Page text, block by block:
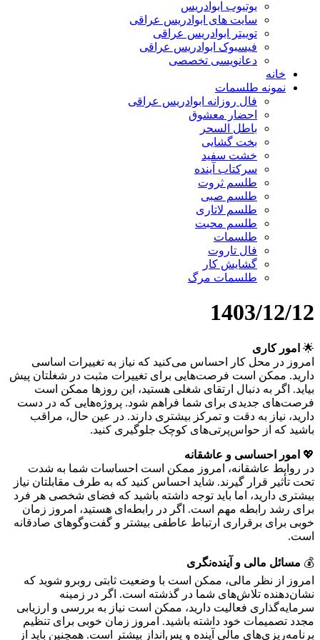
یوتیوب ابوادریس
سایت های ابوادریس عراقی
توییتر ابوادریس عراقی
فیسبوک ابوادریس عراقی
دعانویسی تخصصی
خانه
نمونه طلسمات
فال روزانه ابوادریس عراقی
احضار معشوق
باطل السحر
بخت گشایی
خشت سفید
سرکتاب آینده
طلسم ثروت
طلسم صبی
طلسم لاتاری
طلسم محبت
طلسمات
فال تاروت
گشایش کار
طلسمات مرگ
1403/12/12
🌟 امور کاری
امروز در محل کار احساس می‌کنید که نیاز به تغییرات اساسی
دارید. ممکن است فرصت‌هایی برای تغییرات مثبت در شغلتان پیش
بیاید. اگر به دنبال ارتقای شغلی هستید، این روزها ممکن است
فرصت‌های جدیدی برای شما فراهم شود. پروژه‌هایی که در دست
دارید، نیاز به دقت و تمرکز بیشتری دارند. در عین حال، مراقب
باشید که از حواس‌پرتی‌های کوچک جلوگیری کنید.
💖 امور احساسی و عاشقانه
در روابط عاشقانه، امروز ممکن است احساسات شما به شدت
تحت تأثیر قرار گیرند. شاید احساس کنید که به طرف مقابلتان نیاز
بیشتری دارید، اما باید توجه داشته باشید که فضای شخصی هر فرد
برای رشد رابطه مهم است. اگر در رابطه‌ای هستید، امروز زمان
خوبی برای برقراری ارتباط عاطفی بیشتر و گفت‌وگوهای صادقانه
است.
💰 مسائل مالی و آینده‌نگری
امروز از نظر مالی، ممکن است با وضعیت ثابتی روبرو شوید که
نشان‌دهنده تلاش‌های شما در گذشته است. اگر در زمینه
سرمایه‌گذاری فعالیت دارید، ممکن است نیاز به بررسی و ارزیابی
مجدد تصمیمات خود داشته باشید. امروز زمان خوبی برای تنظیم
برنامه‌ریزی‌های مالی آینده و پس‌انداز بیشتر است. همچنین باید از